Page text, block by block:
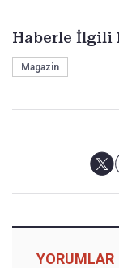
Haberle İlgili
Magazin
YORUMLAR